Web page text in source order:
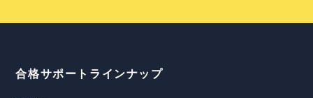
合格サポートラインナップ